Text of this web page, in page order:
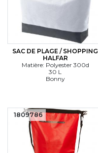
SAC DE PLAGE / SHOPPING
HALFAR
Matière: Polyester 300d
30 L
Bonny
1809786